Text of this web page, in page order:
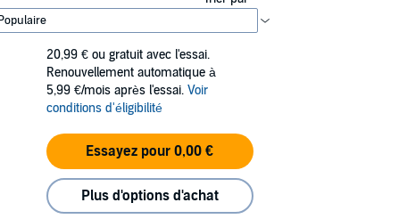
20,99 € ou gratuit avec l'essai.
Renouvellement automatique à
5,99 €/mois après l'essai. Voir
conditions d'éligibilité
Essayez pour 0,00 €
Plus d'options d'achat